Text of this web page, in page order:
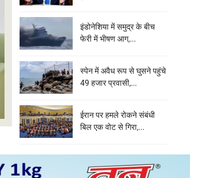
इंडोनेशिया में समुद्र के बीच
फेरी में भीषण आग,...
स्पेन में अवैध रूप से घुसने पहुंचे
49 हजार प्रवासी,...
ईरान पर हमले रोकने संबंधी
बिल एक वोट से गिरा,...